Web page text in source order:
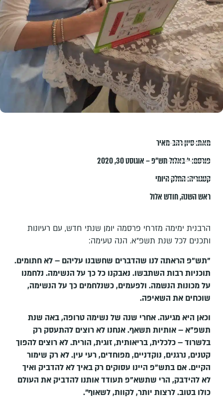
מאת:סיון רהב-מאיר
פורסם:י׳ באלול תש״פ – אוגוסט 30, 2020
קטגוריה:החלק היומי
ראש השנה,חודש אלול
הרבנית ימימה מזרחי פרסמה יומן שנתי חדש, עם רעיונות
ותכנים לכל שנת תשפ"א. הנה טעימה:
"תש"פ הראתה לנו שהדברים שחשבנו עליהם – לא חתומים.
תוכניות רבות השתבשו. נאבקנו כל כך על הנשימה. נלחמנו
על מכונות הנשמה. ולפעמים, כשנלחמים כך על הנשימה,
שוכחים את השאיפה.
וכאן היא מגיעה. אחרי שנה של נשימה טרופה, באה שנת
תשפ"א – אותיות תשאף. אנחנו לא רוצים להתעסק רק
בלשרוד – כלכלית, בריאותית, זוגית, הורית. לא רוצים להפוך
קטנים, נרגנים, נוקדניים, מפוחדים, רעי עין. לא רק שימור
הקיים. אם בתש"פ היינו עסוקים רק באיך לא להדביק ואיך
לא להידבק, הרי שתשא"פ תעודד אותנו להדביק את העולם
כולו בטוב. לרצות יותר, לקוות, לשאוף".